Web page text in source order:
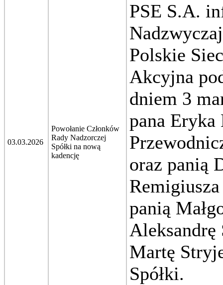
03.03.2026
Powołanie Członków
Rady Nadzorczej
Spółki na nową
kadencję
PSE S.A.
Polskie
Akcyjna
dniem 3
pana Eryka
oraz panią
panią
Aleksandrę
Martę
Spółki.